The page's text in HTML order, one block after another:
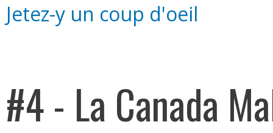
Jetez-y un coup d'oeil
#4 - La Canada